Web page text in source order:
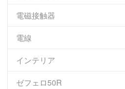
電磁接触器
電線
インテリア
ゼフェロ50R